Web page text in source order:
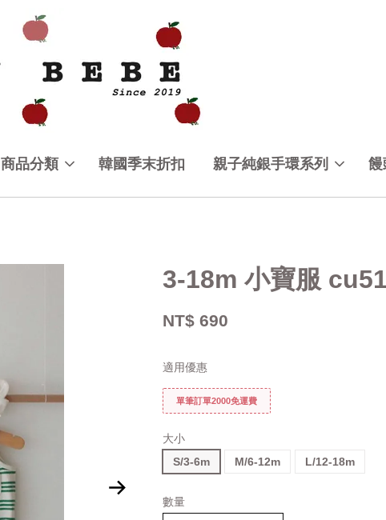
商品分類 韓國季末折扣 親子純銀手環系列 饅
3-18m 小寶服
NT$ 690
適用優惠
單筆訂單2000免運費
大小
S/3-6m
M/6-12m L/12-18m
數量